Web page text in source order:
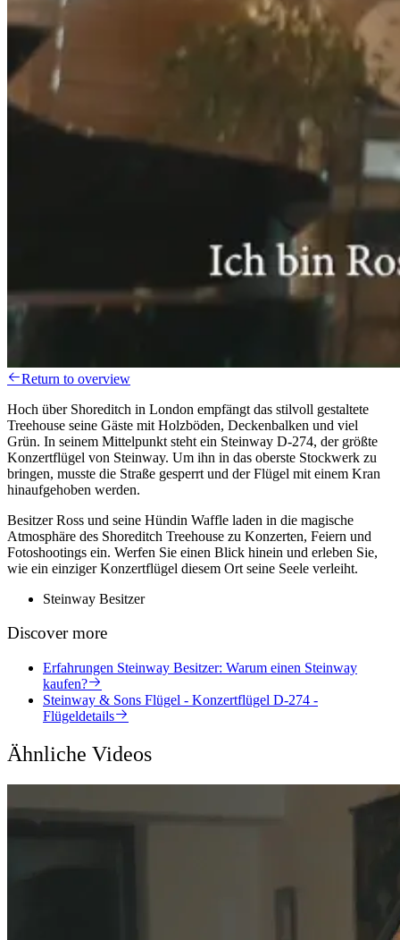
Return to overview
Hoch über Shoreditch in London empfängt das stilvoll gestaltete
Treehouse seine Gäste mit Holzböden, Deckenbalken und viel
Grün. In seinem Mittelpunkt steht ein Steinway D-274, der größte
Konzertflügel von Steinway. Um ihn in das oberste Stockwerk zu
bringen, musste die Straße gesperrt und der Flügel mit einem Kran
hinaufgehoben werden.
Besitzer Ross und seine Hündin Waffle laden in die magische
Atmosphäre des Shoreditch Treehouse zu Konzerten, Feiern und
Fotoshootings ein. Werfen Sie einen Blick hinein und erleben Sie,
wie ein einziger Konzertflügel diesem Ort seine Seele verleiht.
Steinway Besitzer
Discover more
Erfahrungen Steinway Besitzer: Warum einen Steinway
kaufen?
Steinway & Sons Flügel - Konzertflügel D-274 -
Flügeldetails
Ähnliche Videos